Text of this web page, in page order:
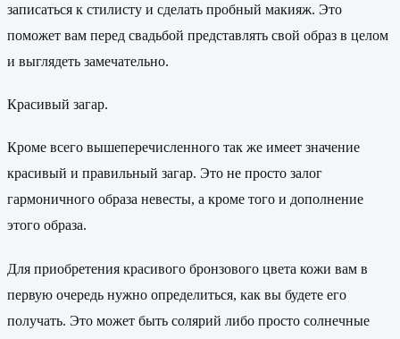
записаться к стилисту и сделать пробный макияж. Это
поможет вам перед свадьбой представлять свой образ в целом
и выглядеть замечательно.
Красивый загар.
Кроме всего вышеперечисленного так же имеет значение
красивый и правильный загар. Это не просто залог
гармоничного образа невесты, а кроме того и дополнение
этого образа.
Для приобретения красивого бронзового цвета кожи вам в
первую очередь нужно определиться, как вы будете его
получать. Это может быть солярий либо просто солнечные